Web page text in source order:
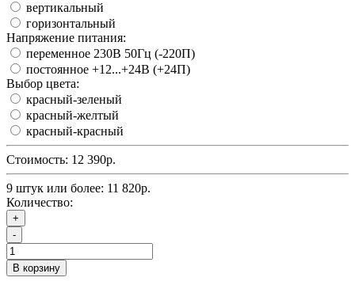
вертикальный
горизонтальный
Напряжение питания:
переменное 230В 50Гц (-220П)
постоянное +12...+24В (+24П)
Выбор цвета:
красный-зеленый
красный-желтый
красный-красный
Стоимость: 12 390р.
9 штук или более: 11 820р.
Количество:
+
-
В корзину